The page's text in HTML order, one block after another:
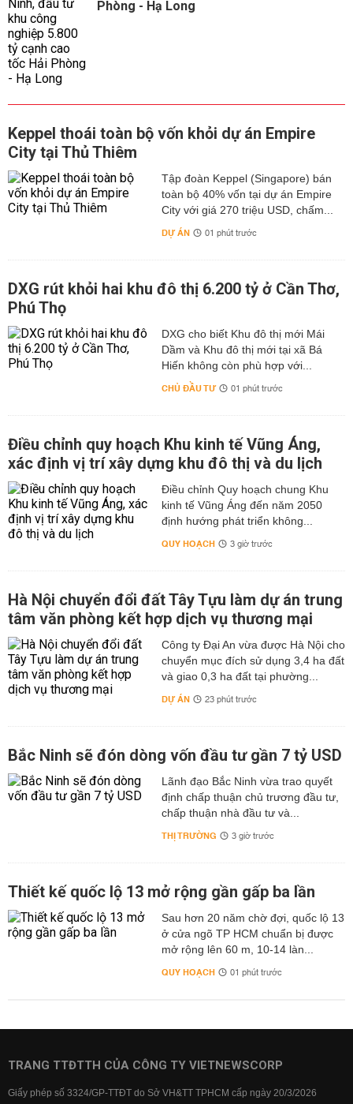
Phòng - Hạ Long
Keppel thoái toàn bộ vốn khỏi dự án Empire
City tại Thủ Thiêm
Tập đoàn Keppel (Singapore) bán
toàn bộ 40% vốn tại dự án Empire
City với giá 270 triệu USD, chấm...
DỰ ÁN 01 phút trước
DXG rút khỏi hai khu đô thị 6.200 tỷ ở Cần Thơ,
Phú Thọ
DXG cho biết Khu đô thị mới Mái
Dầm và Khu đô thị mới tại xã Bá
Hiến không còn phù hợp với...
CHỦ ĐẦU TƯ 01 phút trước
Điều chỉnh quy hoạch Khu kinh tế Vũng Áng,
xác định vị trí xây dựng khu đô thị và du lịch
Điều chỉnh Quy hoạch chung Khu
kinh tế Vũng Áng đến năm 2050
định hướng phát triển không...
QUY HOẠCH 3 giờ trước
Hà Nội chuyển đổi đất Tây Tựu làm dự án trung
tâm văn phòng kết hợp dịch vụ thương mại
Công ty Đại An vừa được Hà Nội cho
chuyển mục đích sử dụng 3,4 ha đất
và giao 0,3 ha đất tại phường...
DỰ ÁN 23 phút trước
Bắc Ninh sẽ đón dòng vốn đầu tư gần 7 tỷ USD
Lãnh đạo Bắc Ninh vừa trao quyết
định chấp thuận chủ trương đầu tư,
chấp thuận nhà đầu tư và...
THỊ TRƯỜNG 3 giờ trước
Thiết kế quốc lộ 13 mở rộng gần gấp ba lần
Sau hơn 20 năm chờ đợi, quốc lộ 13
ở cửa ngõ TP HCM chuẩn bị được
mở rộng lên 60 m, 10-14 làn...
QUY HOẠCH 01 phút trước
TRANG TTĐTTH CỦA CÔNG TY VIETNEWSCORP
Giấy phép số 3324/GP-TTĐT do Sở VH&TT TPHCM cấp ngày 20/3/2026